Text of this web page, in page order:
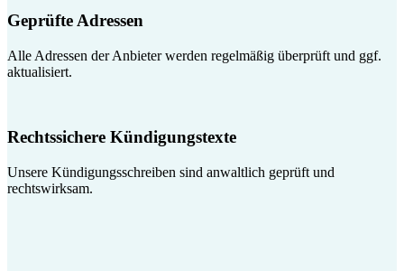
Geprüfte Adressen
Alle Adressen der Anbieter werden regelmäßig überprüft und ggf.
aktualisiert.
Rechtssichere Kündigungstexte
Unsere Kündigungsschreiben sind anwaltlich geprüft und
rechtswirksam.